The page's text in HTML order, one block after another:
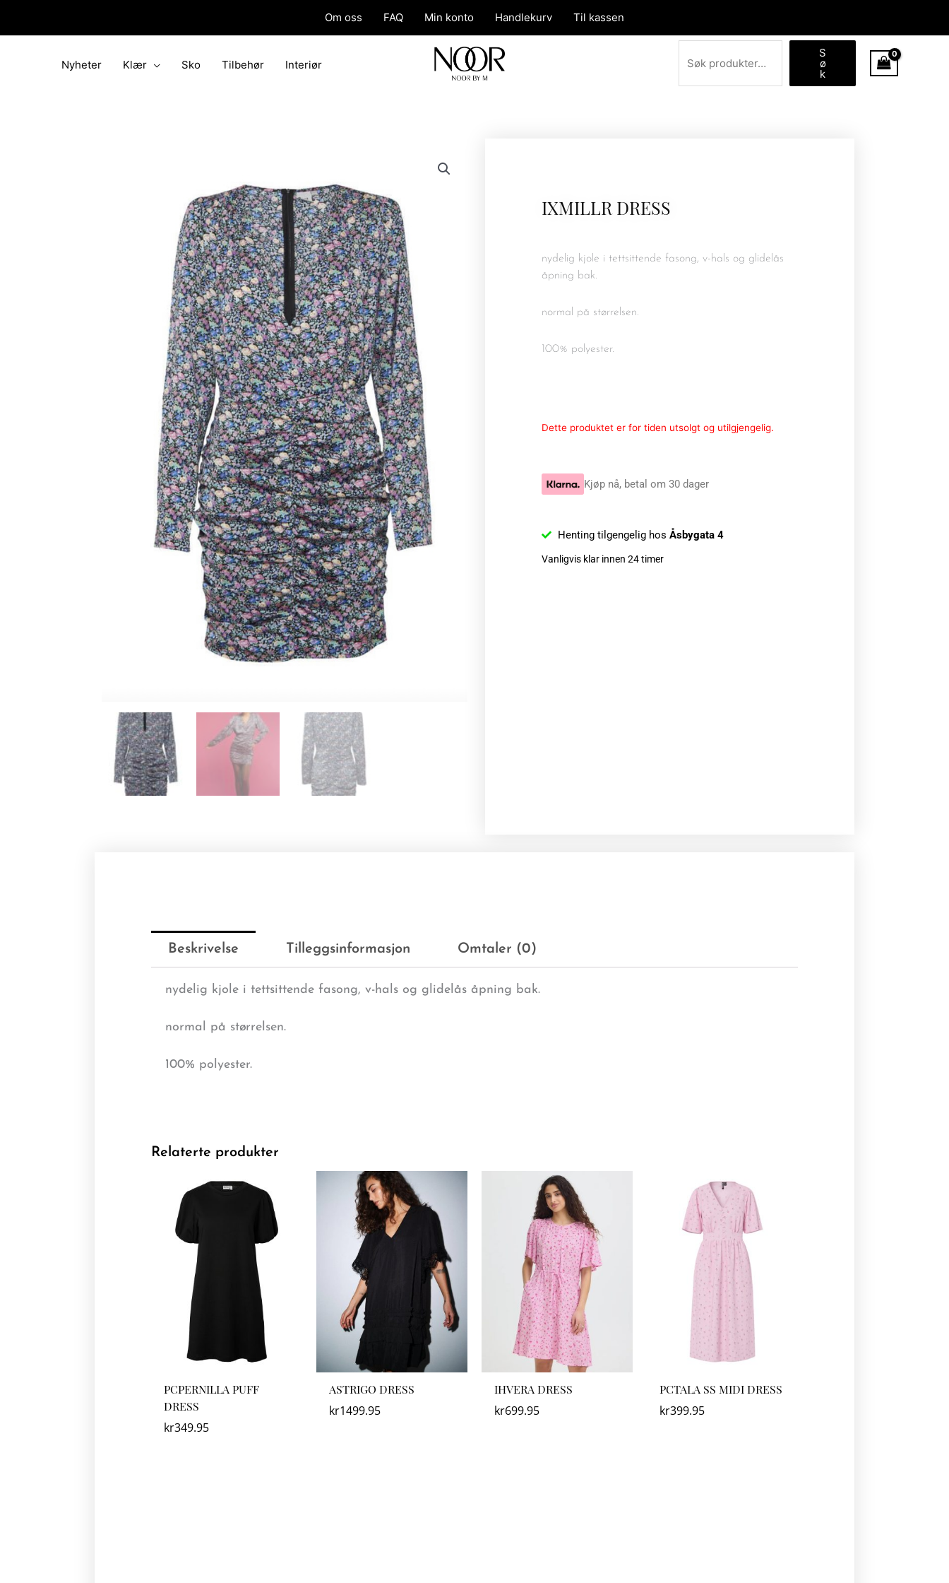
Om oss FAQ Min konto Handlekurv Til kassen
Nyheter Klær Sko Tilbehør Interiør
Søk
S
ø
k
IXMILLR DRESS
nydelig kjole i tettsittende fasong, v-hals og glidelås
åpning bak.
normal på størrelsen.
100% polyester.
Dette produktet er for tiden utsolgt og utilgjengelig.
Kjøp nå, betal om 30 dager
Henting tilgengelig hos Åsbygata 4
Vanligvis klar innen 24 timer
Beskrivelse Tilleggsinformasjon Omtaler (0)
nydelig kjole i tettsittende fasong, v-hals og glidelås åpning bak.
normal på størrelsen.
100% polyester.
Relaterte produkter
PCPERNILLA PUFF
DRESS
kr349.95
ASTRIGO DRESS
kr1499.95
IHVERA DRESS
kr699.95
PCTALA SS MIDI DRESS
kr399.95